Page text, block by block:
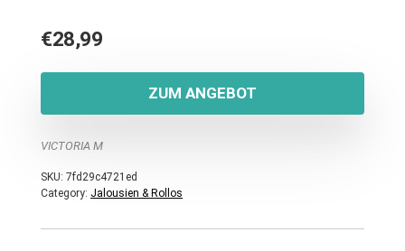
€28,99
ZUM ANGEBOT
VICTORIA M
SKU: 7fd29c4721ed
Category: Jalousien & Rollos